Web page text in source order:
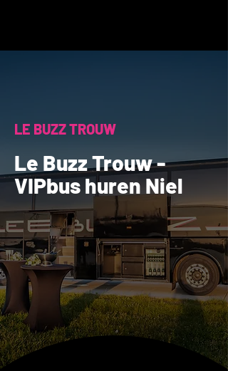
LE BUZZ TROUW
Le Buzz Trouw -
VIPbus huren Niel